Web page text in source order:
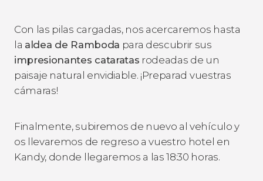
Con las pilas cargadas, nos acercaremos hasta
la aldea de Ramboda para descubrir sus
impresionantes cataratas rodeadas de un
paisaje natural envidiable. ¡Preparad vuestras
cámaras!
Finalmente, subiremos de nuevo al vehículo y
os llevaremos de regreso a vuestro hotel en
Kandy, donde llegaremos a las 18:30 horas.